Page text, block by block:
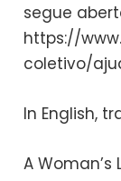
segue
https://
coletivo/
In English,
A